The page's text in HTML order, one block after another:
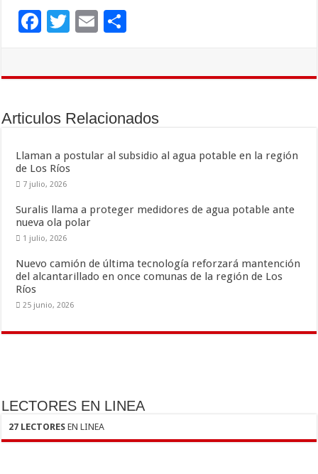
F
o
k
T
E
ar
r
Articulos Relacionados
Llaman a postular al subsidio al agua potable en la región
de Los Ríos
7 julio, 2026
Suralis llama a proteger medidores de agua potable ante
nueva ola polar
1 julio, 2026
Nuevo camión de última tecnología reforzará mantención
del alcantarillado en once comunas de la región de Los
Ríos
25 junio, 2026
LECTORES EN LINEA
27 LECTORES EN LINEA